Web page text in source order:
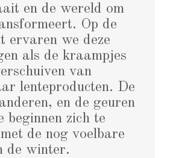
en de wereld om
Op de
ervaren we deze
als de kraampjes
van
lenteproducten. De
en de geuren
beginnen zich te
de nog voelbare
de winter.